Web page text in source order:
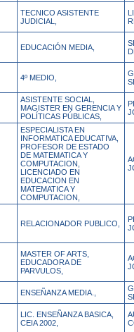
TECNICO ASISTENTE
JUDICIAL,
EDUCACIÓN MEDIA,
4º MEDIO,
ASISTENTE SOCIAL,
MAGISTER EN GERENCIA Y
POLÍTICAS PÚBLICAS,
ESPECIALISTA EN
INFORMATICA EDUCATIVA,
PROFESOR DE ESTADO
DE MATEMATICA Y
COMPUTACION,
LICENCIADO EN
EDUCACION EN
MATEMATICA Y
COMPUTACION,
RELACIONADOR PUBLICO,
MASTER OF ARTS,
EDUCADORA DE
PARVULOS,
ENSEÑANZA MEDIA.,
LIC. ENSEÑANZA BASICA,
CEIA 2002,